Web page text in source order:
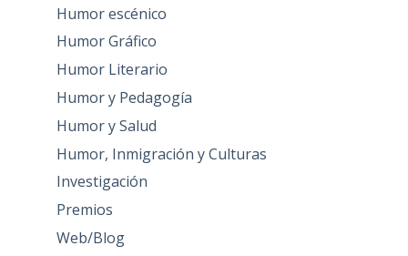
Humor escénico
Humor Gráfico
Humor Literario
Humor y Pedagogía
Humor y Salud
Humor, Inmigración y Culturas
Investigación
Premios
Web/Blog